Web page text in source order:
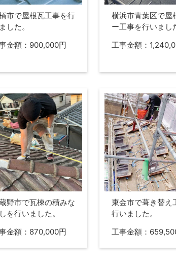
市で屋根瓦工事を行
した。
金額：900,000円
横浜市青葉区で屋
ー工事を行いまし
工事金額：
野市で瓦棟の積みな
を行いました。
金額：870,000円
東金市で葺き替え
行いました。
工事金額：